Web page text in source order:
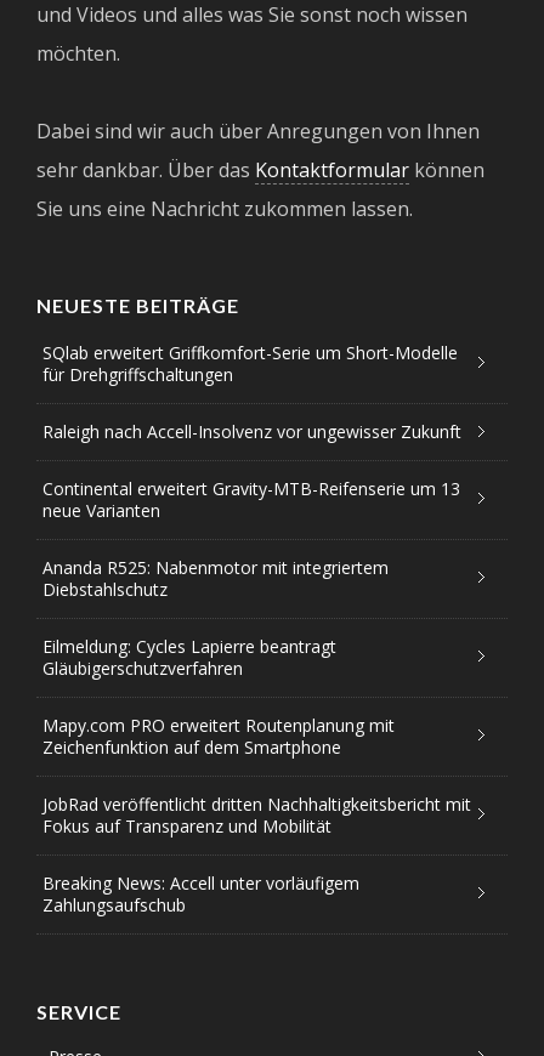
und Videos und alles was Sie sonst noch wissen
möchten.
Dabei sind wir auch über Anregungen von Ihnen
sehr dankbar. Über das Kontaktformular können
Sie uns eine Nachricht zukommen lassen.
NEUESTE BEITRÄGE
SQlab erweitert Griffkomfort-Serie um Short-Modelle
für Drehgriffschaltungen
Raleigh nach Accell-Insolvenz vor ungewisser Zukunft
Continental erweitert Gravity-MTB-Reifenserie um 13
neue Varianten
Ananda R525: Nabenmotor mit integriertem
Diebstahlschutz
Eilmeldung: Cycles Lapierre beantragt
Gläubigerschutzverfahren
Mapy.com PRO erweitert Routenplanung mit
Zeichenfunktion auf dem Smartphone
JobRad veröffentlicht dritten Nachhaltigkeitsbericht mit
Fokus auf Transparenz und Mobilität
Breaking News: Accell unter vorläufigem
Zahlungsaufschub
SERVICE